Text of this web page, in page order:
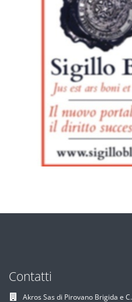
Contatti
Akros Sas di Pirovano Brigida e C.